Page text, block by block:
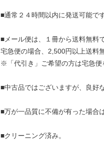
■通常２４時間以内に発送可能です
■メール便は、１冊から送料無料で
宅急便の場合、2,500円以上送料
※「代引き」ご希望の方は宅急便
■中古品ではございますが、良好
■万が一品質に不備が有った場合
■クリーニング済み。